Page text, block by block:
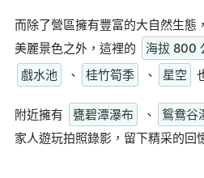
而除了營區擁有豐富的大自然生態
美麗景色之外，這裡的
海拔 800
戲水池
、 桂竹筍季 、 星空
附近擁有 甕碧潭瀑布 、 鴛鴦谷
家人遊玩拍照錄影，留下精采的回